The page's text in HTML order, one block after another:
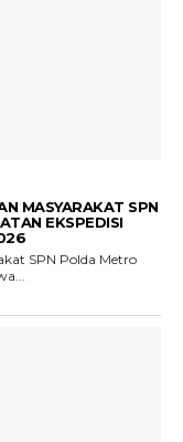
MASYARAKAT SPN
EKSPEDISI
SPN Polda Metro